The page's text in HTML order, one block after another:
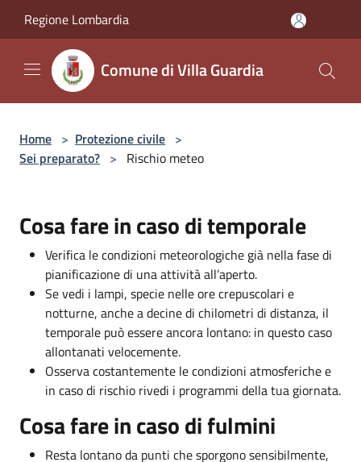
Regione Lombardia
Comune di Villa Guardia
Home > Protezione civile >
Sei preparato? > Rischio meteo
Cosa fare in caso di temporale
Verifica le condizioni meteorologiche già nella fase di
pianificazione di una attività all’aperto.
Se vedi i lampi, specie nelle ore crepuscolari e
notturne, anche a decine di chilometri di distanza, il
temporale può essere ancora lontano: in questo caso
allontanati velocemente.
Osserva costantemente le condizioni atmosferiche e
in caso di rischio rivedi i programmi della tua giornata.
Cosa fare in caso di fulmini
Resta lontano da punti che sporgono sensibilmente,